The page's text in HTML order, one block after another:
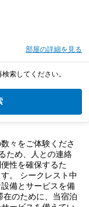
部屋の詳細を見る
索してください。
々をご体験くださ
ため、人との連絡
性を確保するた
。 シークレスト中
備とサービスを備
在のために、当宿泊